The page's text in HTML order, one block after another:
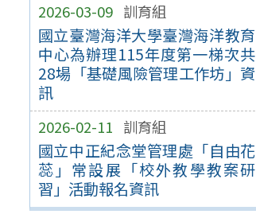
2026-03-09 訓育組
國立臺灣海洋大學臺灣海洋教育
中心為辦理115年度第一梯次共
28場「基礎風險管理工作坊」資
訊
2026-02-11 訓育組
國立中正紀念堂管理處「自由花
蕊」常設展「校外教學教案研
習」活動報名資訊